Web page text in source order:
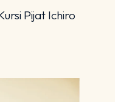
Pijat Ichiro